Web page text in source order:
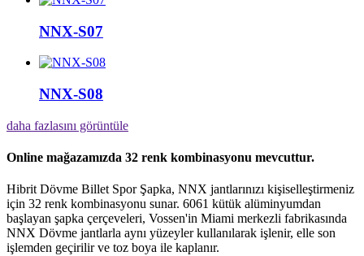
NNX-S07
NNX-S08
daha fazlasını görüntüle
Online mağazamızda 32 renk kombinasyonu mevcuttur.
Hibrit Dövme Billet Spor Şapka, NNX jantlarınızı kişiselleştirmeniz
için 32 renk kombinasyonu sunar. 6061 kütük alüminyumdan
başlayan şapka çerçeveleri, Vossen'in Miami merkezli fabrikasında
NNX Dövme jantlarla aynı yüzeyler kullanılarak işlenir, elle son
işlemden geçirilir ve toz boya ile kaplanır.